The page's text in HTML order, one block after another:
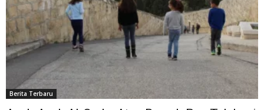
Berita Terbaru